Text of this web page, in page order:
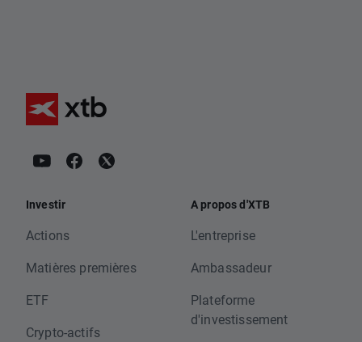
Investir
Actions
Matières premières
ETF
Crypto-actifs
A propos d'XTB
L'entreprise
Ambassadeur
Plateforme
d'investissement